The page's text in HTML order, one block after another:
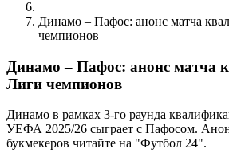
Динамо – Пафос: анонс матча
чемпионов
Динамо – Пафос: анонс матча
Лиги чемпионов
Динамо в рамках 3-го раунда
УЕФА 2025/26 сыграет с Пафосом.
букмекеров читайте на "Футбол 24".